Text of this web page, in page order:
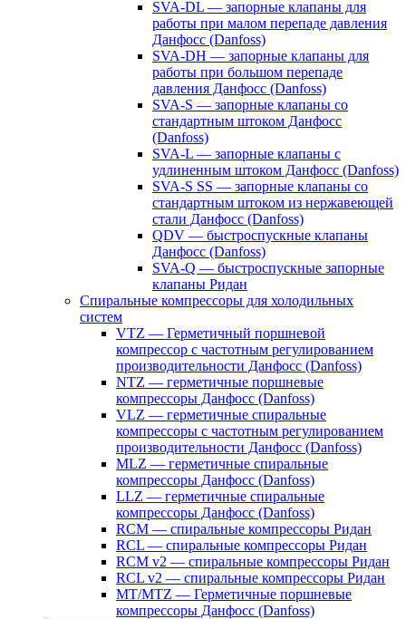
SVA-DL — запорные клапаны для
работы при малом перепаде давления
Данфосс (Danfoss)
SVA-DH — запорные клапаны для
работы при большом перепаде
давления Данфосс (Danfoss)
SVA-S — запорные клапаны со
стандартным штоком Данфосс
(Danfoss)
SVA-L — запорные клапаны с
удлиненным штоком Данфосс (Danfoss)
SVA-S SS — запорные клапаны со
стандартным штоком из нержавеющей
стали Данфосс (Danfoss)
QDV — быстроспускные клапаны
Данфосс (Danfoss)
SVA-Q — быстроспускные запорные
клапаны Ридан
Спиральные компрессоры для холодильных
систем
VTZ — Герметичный поршневой
компрессор с частотным регулированием
производительности Данфосс (Danfoss)
NTZ — герметичные поршневые
компрессоры Данфосс (Danfoss)
VLZ — герметичные спиральные
компрессоры с частотным регулированием
производительности Данфосс (Danfoss)
MLZ — герметичные спиральные
компрессоры Данфосс (Danfoss)
LLZ — герметичные спиральные
компрессоры Данфосс (Danfoss)
RCM — спиральные компрессоры Ридан
RCL — спиральные компрессоры Ридан
RCM v2 — спиральные компрессоры Ридан
RCL v2 — спиральные компрессоры Ридан
MT/MTZ — Герметичные поршневые
компрессоры Данфосс (Danfoss)